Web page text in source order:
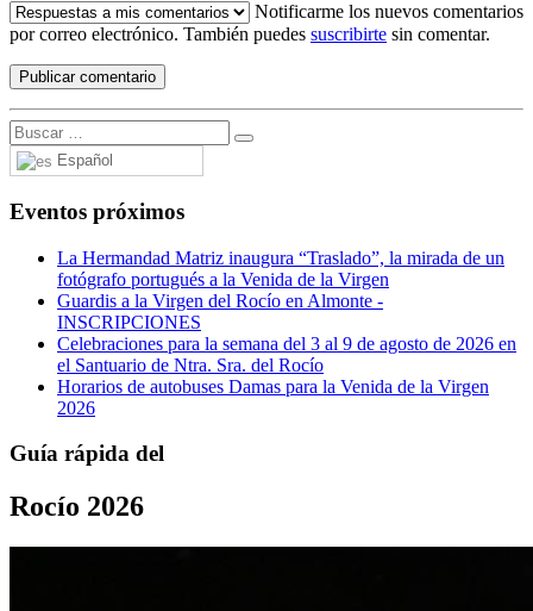
Notificarme los nuevos comentarios
por correo electrónico. También puedes suscribirte sin comentar.
Español
Eventos próximos
La Hermandad Matriz inaugura “Traslado”, la mirada de un
fotógrafo portugués a la Venida de la Virgen
Guardis a la Virgen del Rocío en Almonte -
INSCRIPCIONES
Celebraciones para la semana del 3 al 9 de agosto de 2026 en
el Santuario de Ntra. Sra. del Rocío
Horarios de autobuses Damas para la Venida de la Virgen
2026
Guía rápida del
Rocío 2026